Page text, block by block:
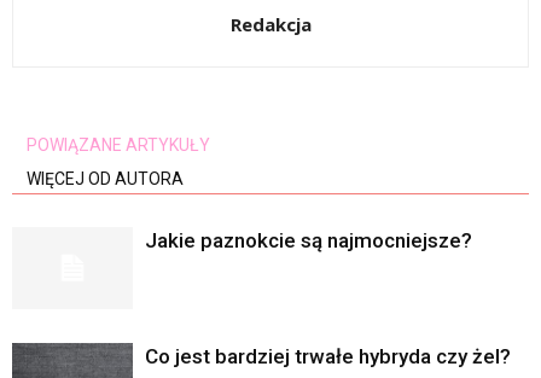
Redakcja
POWIĄZANE ARTYKUŁY
WIĘCEJ OD AUTORA
Jakie paznokcie są najmocniejsze?
Co jest bardziej trwałe hybryda czy żel?